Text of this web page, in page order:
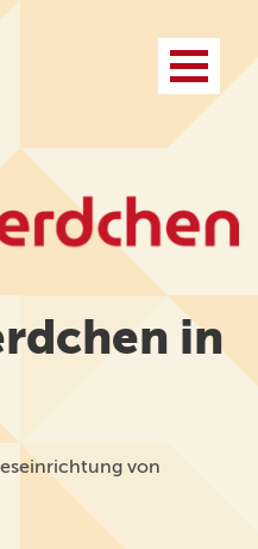
Referenzen
Kosten und Finanzierung
Ansprechpartner*innen
Leistungen
FAQ
in
von